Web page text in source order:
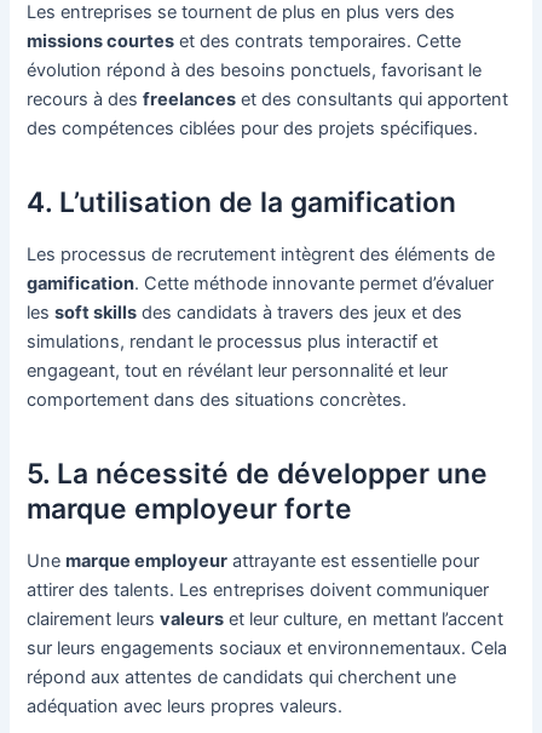
Les entreprises se tournent de plus en plus vers des
missions courtes et des contrats temporaires. Cette
évolution répond à des besoins ponctuels, favorisant le
recours à desfreelances et des consultants qui apportent
des compétences ciblées pour des projets spécifiques.
4. L’utilisation de la gamification
Les processus de recrutement intègrent des éléments de
gamification. Cette méthode innovante permet d’évaluer
lessoft skills des candidats à travers des jeux et des
simulations, rendant le processus plus interactif et
engageant, tout en révélant leur personnalité et leur
comportement dans des situations concrètes.
5. La nécessité de développer une
marque employeur forte
Unemarque employeur attrayante est essentielle pour
attirer des talents. Les entreprises doivent communiquer
clairement leursvaleurs et leur culture, en mettant l’accent
sur leurs engagements sociaux et environnementaux. Cela
répond aux attentes de candidats qui cherchent une
adéquation avec leurs propres valeurs.